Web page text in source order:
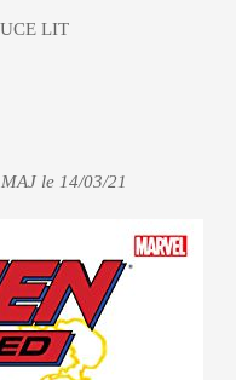
LIT
le 14/03/21